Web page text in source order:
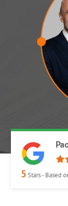
5 Stars - Based